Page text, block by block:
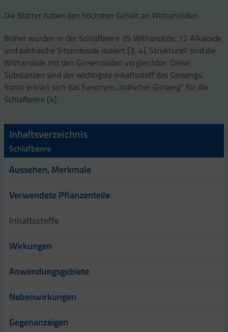
Die Blätter haben den höchsten Gehalt an Withanoliden.
Bisher wurden in der Schlafbeere 35 Withanolide, 12 Alkaloide
und zahlreiche Sitoindoside isoliert [3, 4]. Strukturell sind die
Withanolide mit den Ginsenosiden vergleichbar. Diese
Substanzen sind der wichtigste Inhaltsstoff des Ginsengs.
Somit erklärt sich das Synonym „Indischer Ginseng“ für die
Schlafbeere [4].
Inhaltsverzeichnis
Schlafbeere
Aussehen, Merkmale
Verwendete Pflanzenteile
Inhaltsstoffe
Wirkungen
Anwendungsgebiete
Nebenwirkungen
Gegenanzeigen